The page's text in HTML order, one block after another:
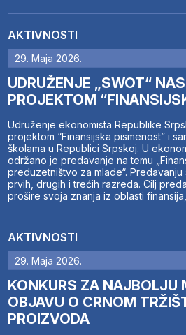
AKTIVNOSTI
29. Maja 2026.
UDRUŽENJE „SWOT“
PROJEKTOM
Udruženje ekonomista Republike
projektom “Finansijska pismenost” i
školama u Republici Srpskoj. U
održano je predavanje na temu
preduzetništvo za mlade“.
prvih, drugih i trećih razreda. Cilj
prošire svoja znanja iz oblasti
AKTIVNOSTI
29. Maja 2026.
KONKURS ZA NAJBOLJU
OBJAVU O CRNOM
PROIZVODA